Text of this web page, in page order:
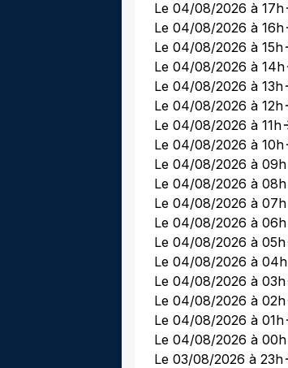
Le 04/08/2026 à 17h
Le 04/08/2026 à 16h
Le 04/08/2026 à 15h
Le 04/08/2026 à 14h
Le 04/08/2026 à 13h
Le 04/08/2026 à 12h
Le 04/08/2026 à 11h
Le 04/08/2026 à 10h
Le 04/08/2026 à 09h
Le 04/08/2026 à 08h
Le 04/08/2026 à 07h
Le 04/08/2026 à 06h
Le 04/08/2026 à 05h
Le 04/08/2026 à 04h
Le 04/08/2026 à 03h
Le 04/08/2026 à 02h
Le 04/08/2026 à 01h
Le 04/08/2026 à 00h
Le 03/08/2026 à 23h